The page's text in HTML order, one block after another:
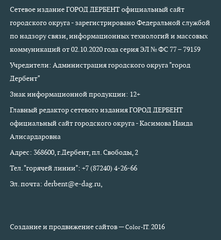
Сетевое издание ГОРОД ДЕРБЕНТ официальный сайт
городского округа - зарегистрировано Федеральной службой
по надзору связи, информационных технологий и массовых
коммуникаций от 02.10.2020 года серия ЭЛ № ФС 77 – 79159
Учредители: Администрация городского округа "город
Дербент"
Знак информационной продукции: 12+
Главный редактор сетевого издания ГОРОД ДЕРБЕНТ
официальный сайт городского округа - Касимова Наида
Алисардаровна
Адрес: 368600, г.Дербент, пл. Свободы, 2
Тел. "горячей линии": +7 (87240) 4-26-66
Эл. почта: derbent@e-dag.ru,
Создание и продвижение сайтов —Color-IT.2016